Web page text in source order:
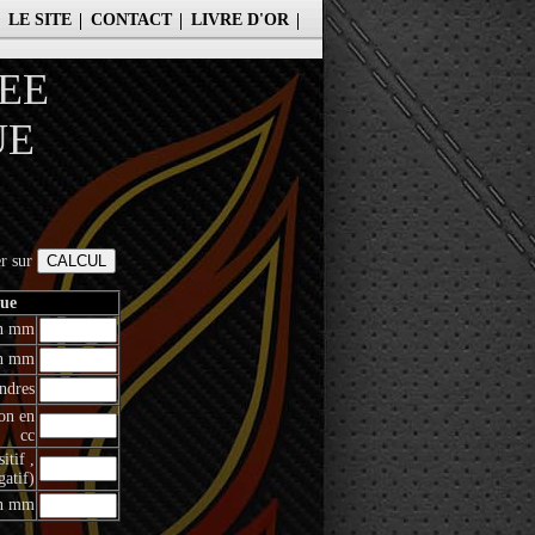
LE SITE CONTACT LIVRE D'OR
sur
mm
mm
en
cc
,
mm